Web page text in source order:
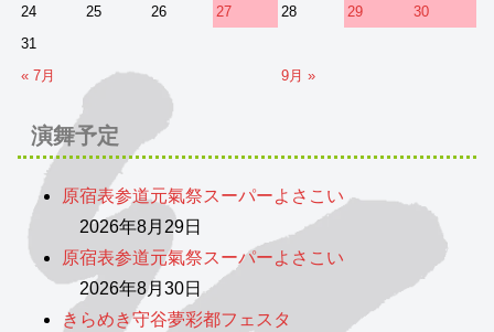
24
25 26 27 28 29
30
31
« 7月
9月 »
演舞予定
原宿表参道元氣祭スーパーよさこい
2026年8月29日
原宿表参道元氣祭スーパーよさこい
2026年8月30日
きらめき守谷夢彩都フェスタ